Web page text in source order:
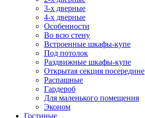
3-х дверные
4-х дверные
Особенности
Во всю стену
Встроенные шкафы-купе
Под потолок
Раздвижные шкафы-купе
Открытая секция посередине
Распашные
Гардероб
Для маленького помещения
Эконом
Гостиные